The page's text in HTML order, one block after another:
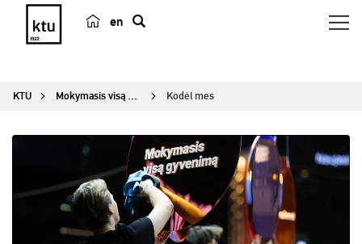
en
e
a
KTU Mokymasis visą gyvenimą Kodėl mes